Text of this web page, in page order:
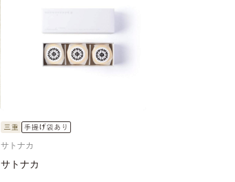
サトナカ
サトナカ